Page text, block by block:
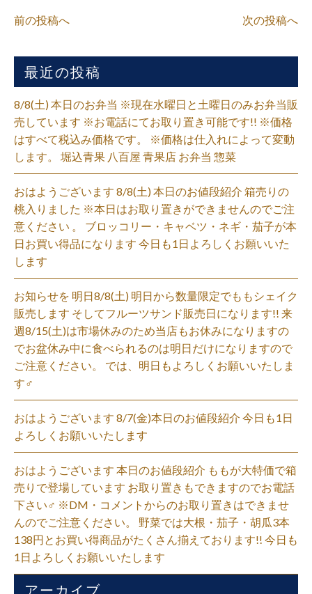
前の投稿へ 次の投稿へ
最近の投稿
8/8(土) 本日のお弁当 ※現在水曜日と土曜日のみお弁当販
売しています ※お電話にてお取り置き可能です!! ※価格
はすべて税込み価格です。 ※価格は仕入れによって変動
します。 堀込青果 八百屋 青果店 お弁当 惣菜
おはようございます 8/8(土) 本日のお値段紹介 箱売りの
桃入りました ※本日はお取り置きができませんのでご注
意ください 。 ブロッコリー・キャベツ・ネギ・茄子が本
日お買い得品になります 今日も1日よろしくお願いいた
します
お知らせを 明日8/8(土) 明日から数量限定でももシェイク
販売します そしてフルーツサンド販売日になります!! 来
週8/15(土)は市場休みのため当店もお休みになりますの
でお盆休み中に食べられるのは明日だけになりますので
ご注意ください。 では、明日もよろしくお願いいたしま
す‍♂️
おはようございます 8/7(金)本日のお値段紹介 今日も1日
よろしくお願いいたします
おはようございます 本日のお値段紹介 ももが大特価で箱
売りで登場しています お取り置きもできますのでお電話
下さい‍♂️ ※DM・コメントからのお取り置きはできませ
んのでご注意ください。 野菜では大根・茄子・胡瓜3本
138円とお買い得商品がたくさん揃えております!! 今日も
1日よろしくお願いいたします
アーカイブ